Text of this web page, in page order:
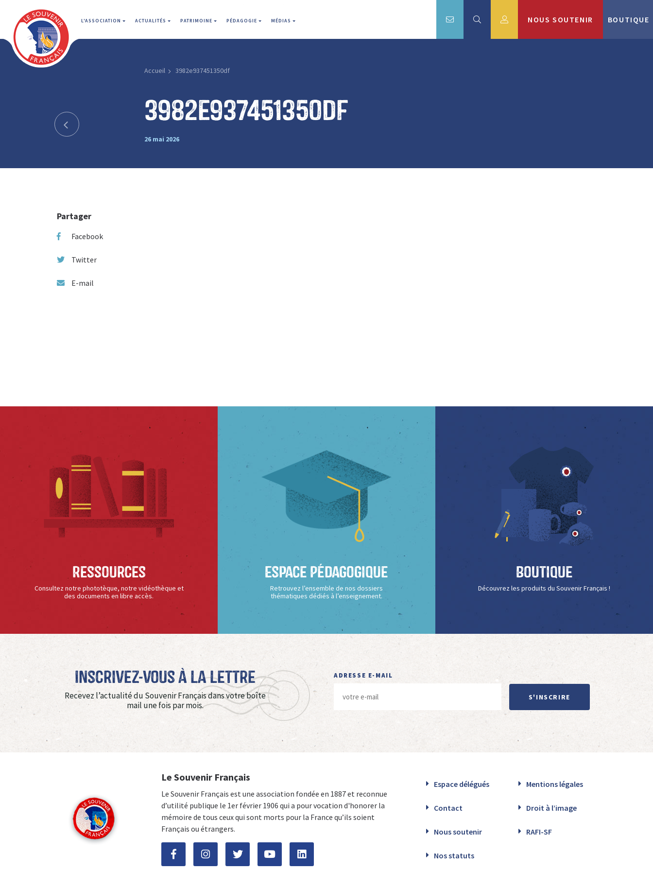
L'ASSOCIATION ACTUALITÉS PATRIMOINE PÉDAGOGIE MÉDIAS NOUS SOUTENIR BOUTIQUE
Accueil 3982e937451350df
3982e937451350df
26 mai 2026
Partager
Facebook
Twitter
E-mail
Ressources
Consultez notre phototèque, notre vidéothèque et
des documents en libre accès.
Espace Pédagogique
Retrouvez l’ensemble de nos dossiers
thématiques dédiés à l’enseignement.
Boutique
Découvrez les produits du Souvenir Français !
Inscrivez-vous à La Lettre
Recevez l’actualité du Souvenir Français dans votre boîte
mail une fois par mois.
ADRESSE E-MAIL
S'INSCRIRE
Le Souvenir Français
Le Souvenir Français est une association fondée en 1887 et reconnue
d’utilité publique le 1er février 1906 qui a pour vocation d'honorer la
mémoire de tous ceux qui sont morts pour la France qu’ils soient
Français ou étrangers.
Espace délégués Mentions légales
Contact Droit à l’image
Nous soutenir RAFI-SF
Nos statuts